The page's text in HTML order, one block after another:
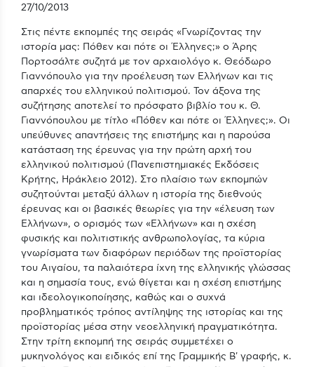
27/10/2013
Στις πέντε εκπομπές της σειράς «Γνωρίζοντας την
ιστορία μας: Πόθεν και πότε οι Έλληνες;» ο Άρης
Πορτοσάλτε συζητά με τον αρχαιολόγο κ. Θεόδωρο
Γιαννόπουλο για την προέλευση των Ελλήνων και τις
απαρχές του ελληνικού πολιτισμού. Τον άξονα της
συζήτησης αποτελεί το πρόσφατο βιβλίο του κ. Θ.
Γιαννόπουλου με τίτλο «Πόθεν και πότε οι Έλληνες;». Οι
υπεύθυνες απαντήσεις της επιστήμης και η παρούσα
κατάσταση της έρευνας για την πρώτη αρχή του
ελληνικού πολιτισμού (Πανεπιστημιακές Εκδόσεις
Κρήτης, Ηράκλειο 2012). Στο πλαίσιο των εκπομπών
συζητούνται μεταξύ άλλων η ιστορία της διεθνούς
έρευνας και οι βασικές θεωρίες για την «έλευση των
Ελλήνων», ο ορισμός των «Ελλήνων» και η σχέση
φυσικής και πολιτιστικής ανθρωπολογίας, τα κύρια
γνωρίσματα των διαφόρων περιόδων της προϊστορίας
του Αιγαίου, τα παλαιότερα ίχνη της ελληνικής γλώσσας
και η σημασία τους, ενώ θίγεται και η σχέση επιστήμης
και ιδεολογικοποίησης, καθώς και ο συχνά
προβληματικός τρόπος αντίληψης της ιστορίας και της
προϊστορίας μέσα στην νεοελληνική πραγματικότητα.
Στην τρίτη εκπομπή της σειράς συμμετέχει ο
μυκηνολόγος και ειδικός επί της Γραμμικής Β' γραφής, κ.